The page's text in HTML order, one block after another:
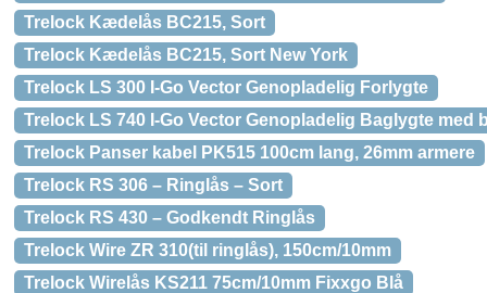
Trelock Kædelås BC215, Sort
Trelock Kædelås BC215, Sort New York
Trelock LS 300 I-Go Vector Genopladelig Forlygte
Trelock LS 740 I-Go Vector Genopladelig Baglygte med
Trelock Panser kabel PK515 100cm lang, 26mm armere
Trelock RS 306 – Ringlås – Sort
Trelock RS 430 – Godkendt Ringlås
Trelock Wire ZR 310(til ringlås), 150cm/10mm
Trelock Wirelås KS211 75cm/10mm Fixxgo Blå